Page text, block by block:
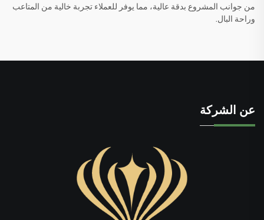
من جوانب المشروع بدقة عالية، مما يوفر للعملاء تجربة خالية من المتاعب
وراحة البال.
عن الشركة